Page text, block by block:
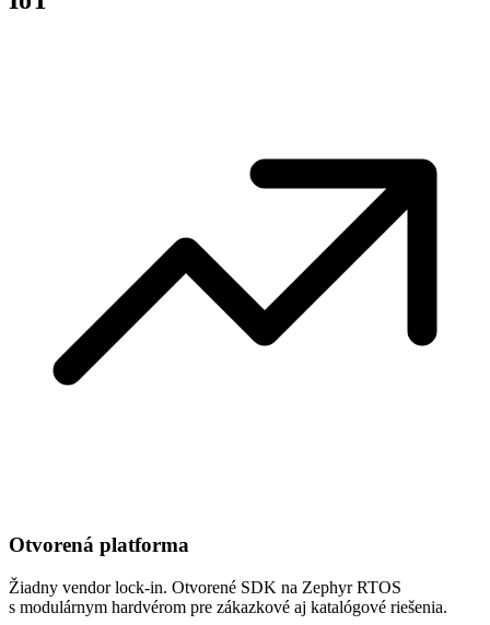
Otvorená platforma
Žiadny vendor lock-in. Otvorené SDK na Zephyr RTOS
s modulárnym hardvérom pre zákazkové aj katalógové riešenia.